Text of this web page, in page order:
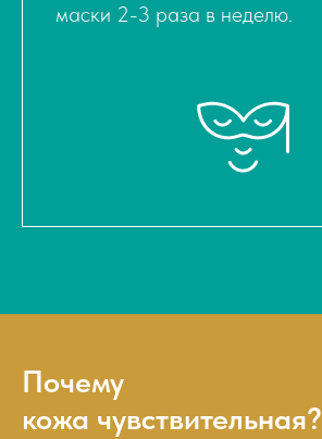
маски 2-3 раза в неделю.
Почему
кожа чувствительная?